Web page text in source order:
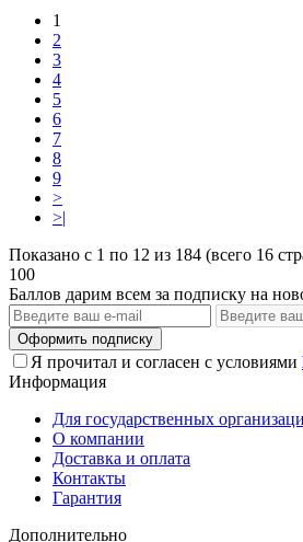
1
2
3
4
5
6
7
8
9
>
>|
Показано с 1 по 12 из 184 (всего 16
100
Баллов дарим всем за подписку на
Оформить подписку
Я прочитал и согласен с условиями
Информация
Для государственных
О компании
Доставка и оплата
Контакты
Гарантия
Дополнительно